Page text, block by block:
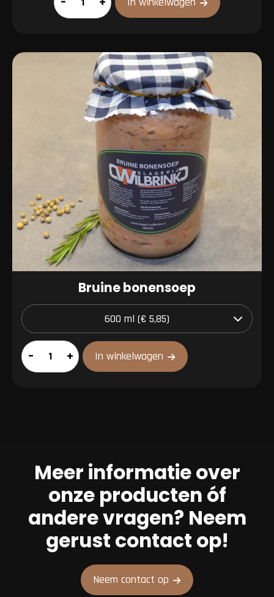
ragout
Bruine bonensoep
Bruine
bonensoep
– + In winkelwagen
Meer informatie over
onze producten óf
andere vragen? Neem
gerust contact op!
Neem contact op